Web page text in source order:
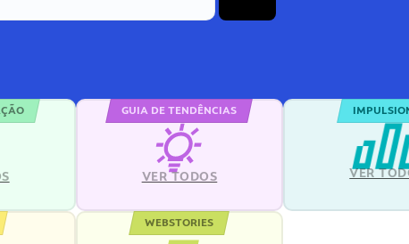
GUIA DE TENDÊNCIAS
VER TODOS VER
WEBSTORIES